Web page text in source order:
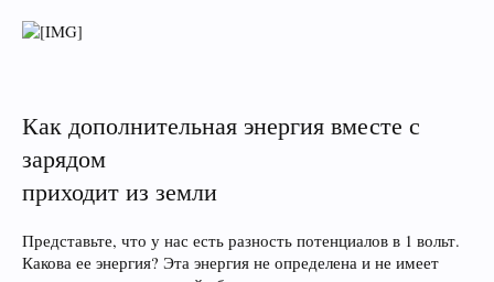
Как дополнительная энергия вместе с
зарядом
приходит из земли
Представьте, что у нас есть разность потенциалов в 1 вольт.
Какова ее энергия? Эта энергия не определена и не имеет